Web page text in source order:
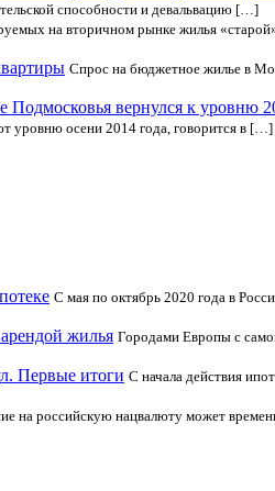
способности и девальвацию […]
на вторичном рынке жилья
Спрос на бюджетное жилье в
Подмосковья вернулся к уровню
уровню осени 2014 года, говорится в […]
С мая по октябрь 2020 года в
жилья Городами Европы с
Первые итоги С начала действия
на российскую нацвалюту может